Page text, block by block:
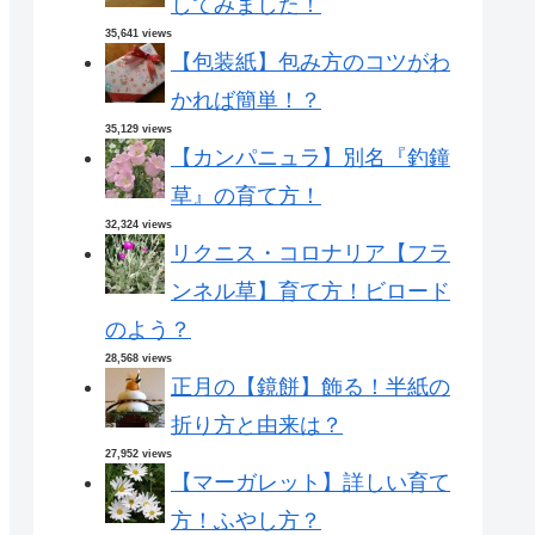
35,641 views
【包装紙】包み方のコツがわ
かれば簡単！？
35,129 views
【カンパニュラ】別名『釣鐘
草』の育て方！
32,324 views
リクニス・コロナリア【フラ
ンネル草】育て方！ビロード
のよう？
28,568 views
正月の【鏡餅】飾る！半紙の
折り方と由来は？
27,952 views
【マーガレット】詳しい育て
方！ふやし方？